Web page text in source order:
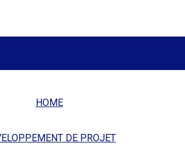
HOME
DE PROJET